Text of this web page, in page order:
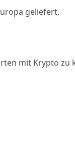
geliefert.
mit Krypto zu